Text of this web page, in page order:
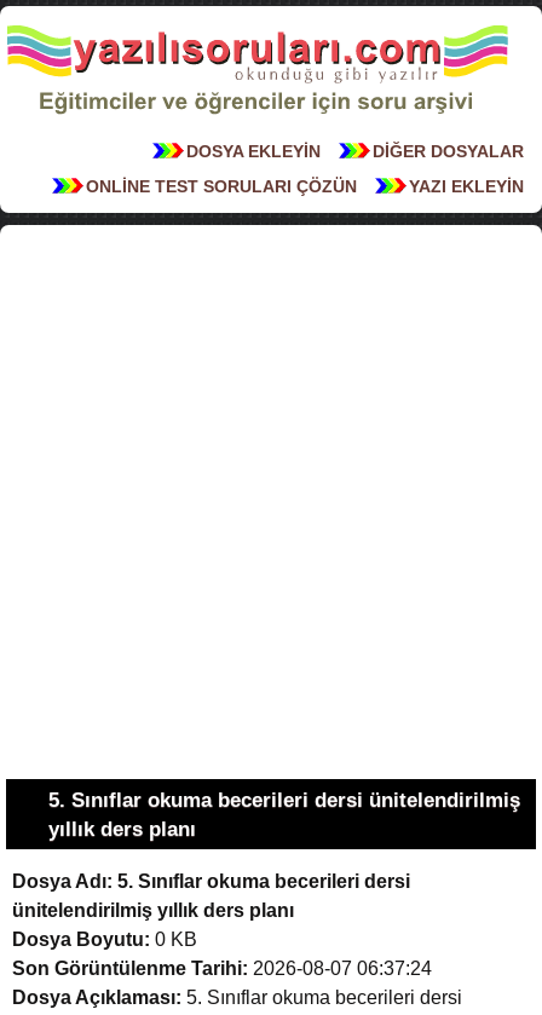
DİĞER DOSYALAR
DOSYA EKLEYİN
YAZI EKLEYİN
ONLİNE TEST SORULARI ÇÖZÜN
5. Sınıflar okuma becerileri dersi ünitelendirilmiş
yıllık ders planı
Dosya Adı: 5. Sınıflar okuma becerileri dersi
ünitelendirilmiş yıllık ders planı
Dosya Boyutu: 0 KB
Son Görüntülenme Tarihi: 2026-08-07 06:37:24
Dosya Açıklaması: 5. Sınıflar okuma becerileri dersi